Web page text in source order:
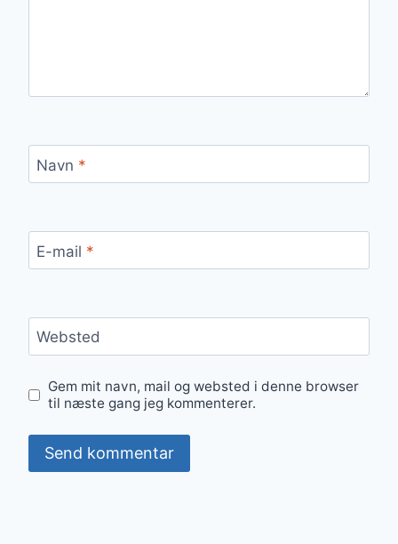
Navn *
E-mail *
Websted
Gem mit navn, mail og websted i denne browser
til næste gang jeg kommenterer.